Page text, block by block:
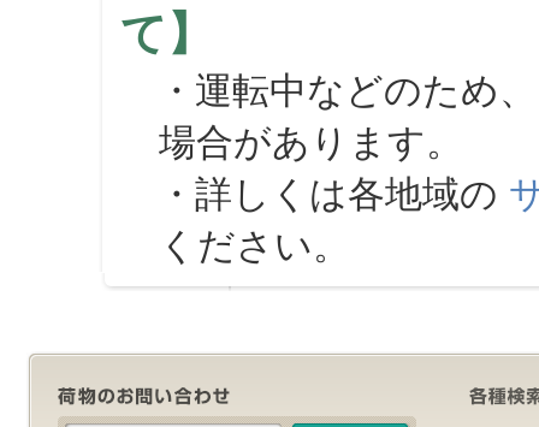
て】
・運転中などのため
場合があります。
・詳しくは各地域の
ください。